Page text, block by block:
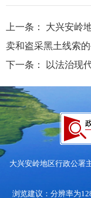
上一条：
大兴安岭
卖和盗采黑土线索
下一条：
以法治现
大兴安岭地区行政公署
浏览建议：分辨率为